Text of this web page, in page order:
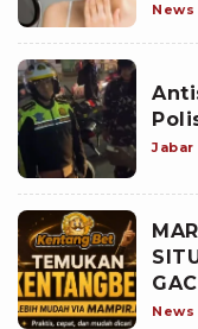
News
Jabar
News